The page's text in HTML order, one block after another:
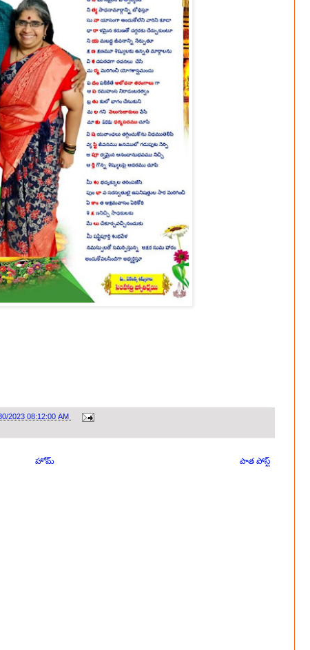
2023 08:12:00 AM
పాత పోస్ట్
హోమ్